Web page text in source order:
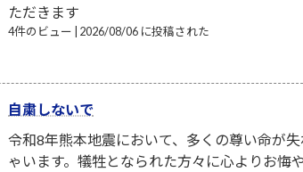
ただきます
4件のビュー 2026/08/06 に投稿された
自粛しないで
令和8年熊本地震において、多くの尊い命が
ゃいます。犠牲となられた方々に心よりお悔